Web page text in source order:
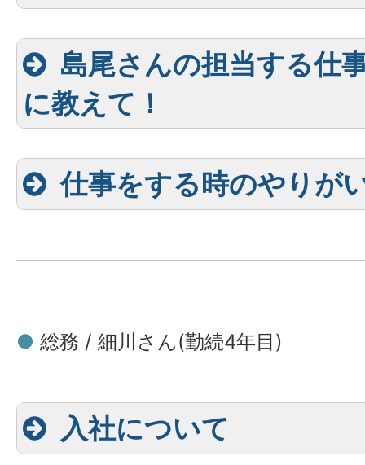
島尾さんの担当する仕
に教えて！
仕事をする時のやりが
● 総務 / 細川さん(勤続4年目)
入社について